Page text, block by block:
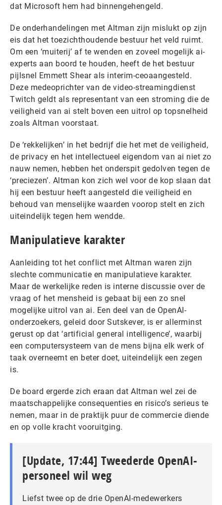
dat Microsoft hem had binnengehengeld.
De onderhandelingen met Altman zijn mislukt op zijn
eis dat het toezichthoudende bestuur het veld ruimt.
Om een ‘muiterij’ af te wenden en zoveel mogelijk ai-
experts aan boord te houden, heeft de het bestuur
pijlsnel Emmett Shear als interim-ceoaangesteld.
Deze medeoprichter van de video-streamingdienst
Twitch geldt als representant van een stroming die de
veiligheid van ai stelt boven een uitrol op topsnelheid
zoals Altman voorstaat.
De ‘rekkelijken’ in het bedrijf die het met de veiligheid,
de privacy en het intellectueel eigendom van ai niet zo
nauw nemen, hebben het onderspit gedolven tegen de
‘preciezen’. Altman kon zich wel voor de kop slaan dat
hij een bestuur heeft aangesteld die veiligheid en
behoud van menselijke waarden voorop stelt en zich
uiteindelijk tegen hem wendde.
Manipulatieve karakter
Aanleiding tot het conflict met Altman waren zijn
slechte communicatie en manipulatieve karakter.
Maar de werkelijke reden is interne discussie over de
vraag of het mensheid is gebaat bij een zo snel
mogelijke uitrol van ai. Een deel van de OpenAI-
onderzoekers, geleid door Sutskever, is er allerminst
gerust op dat ‘artificial general intelligence’, waarbij
een computersysteem van de mens bijna elk werk of
taak overneemt en beter doet, uiteindelijk een zegen
is.
De board ergerde zich eraan dat Altman wel zei de
maatschappelijke consequenties en risico’s serieus te
nemen, maar in de praktijk puur de commercie diende
en op volle kracht vooruitging.
[Update, 17:44] Tweederde OpenAI-
personeel wil weg
Liefst twee op de drie OpenAI-medewerkers